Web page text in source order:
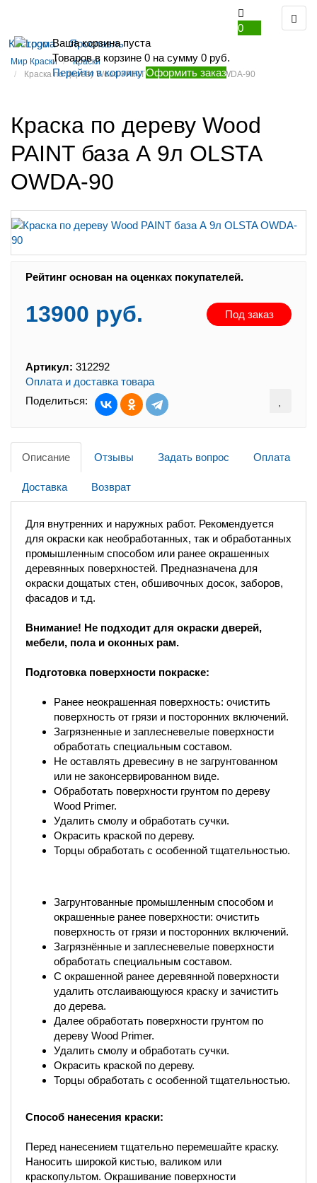
0
Ваша корзина пуста
Товаров в корзине0 на сумму0 руб.
Перейти в корзинуОформить заказ
Кострома Ярославль
Мир Краски
Краски
Краска по дереву Wood PAINT база А 9л OLSTA OWDA-90
Краска по дереву Wood
PAINT база А 9л OLSTA
OWDA-90
Рейтинг:
Рейтинг основан на оценках покупателей.
13900 руб. Под заказ
Артикул: 312292
Оплата и доставка товара
Поделиться:
Описание Отзывы Задать вопрос Оплата
Доставка Возврат
Для внутренних и наружных работ. Рекомендуется
для окраски как необработанных, так и обработанных
промышленным способом или ранее окрашенных
деревянных поверхностей. Предназначена для
окраски дощатых стен, обшивочных досок, заборов,
фасадов и т.д.
Внимание! Не подходит для окраски дверей,
мебели, пола и оконных рам.
Подготовка поверхности покраске:
Ранее неокрашенная поверхность: очистить
поверхность от грязи и посторонних включений.
Загрязненные и заплесневелые поверхности
обработать специальным составом.
Не оставлять древесину в не загрунтованном
или не законсервированном виде.
Обработать поверхности грунтом по дереву
Wood Primer.
Удалить смолу и обработать сучки.
Окрасить краской по дереву.
Торцы обработать с особенной тщательностью.
Загрунтованные промышленным способом и
окрашенные ранее поверхности: очистить
поверхность от грязи и посторонних включений.
Загрязнённые и заплесневелые поверхности
обработать специальным составом.
С окрашенной ранее деревянной поверхности
удалить отслаивающуюся краску и зачистить
до дерева.
Далее обработать поверхности грунтом по
дереву Wood Primer.
Удалить смолу и обработать сучки.
Окрасить краской по дереву.
Торцы обработать с особенной тщательностью.
Способ нанесения краски:
Перед нанесением тщательно перемешайте краску.
Наносить широкой кистью, валиком или
краскопультом. Окрашивание поверхности